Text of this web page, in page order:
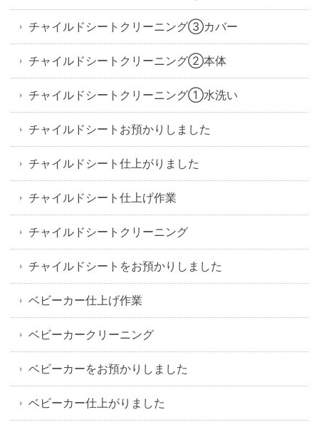
チャイルドシートクリーニング③カバー
チャイルドシートクリーニング②本体
チャイルドシートクリーニング①水洗い
チャイルドシートお預かりしました
チャイルドシート仕上がりました
チャイルドシート仕上げ作業
チャイルドシートクリーニング
チャイルドシートをお預かりしました
ベビーカー仕上げ作業
ベビーカークリーニング
ベビーカーをお預かりしました
ベビーカー仕上がりました